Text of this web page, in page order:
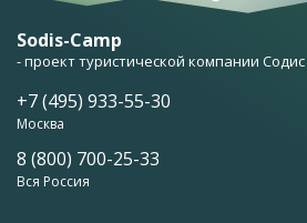
Sodis-Camp
- проект туристической компании Содис
+7 (495) 933-55-30
Москва
8 (800) 700-25-33
Вся Россия